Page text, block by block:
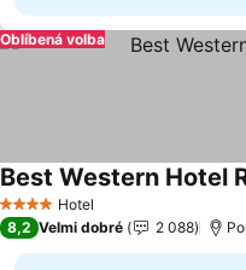
Oblíbená volba
4 Počet hvězdiček
Hotel
Best Western Hotel
8,2 Velmi dobré 2 088